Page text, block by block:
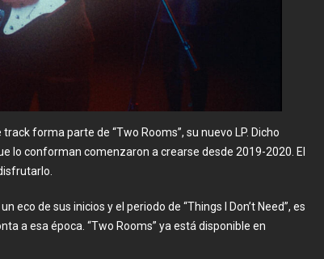
forma parte de “Two Rooms”, su nuevo LP. Dicho
lo conforman comenzaron a crearse desde 2019-2020. El
eco de sus inicios y el periodo de “Things I Don’t Need”, es
a esa época. “Two Rooms” ya está disponible en